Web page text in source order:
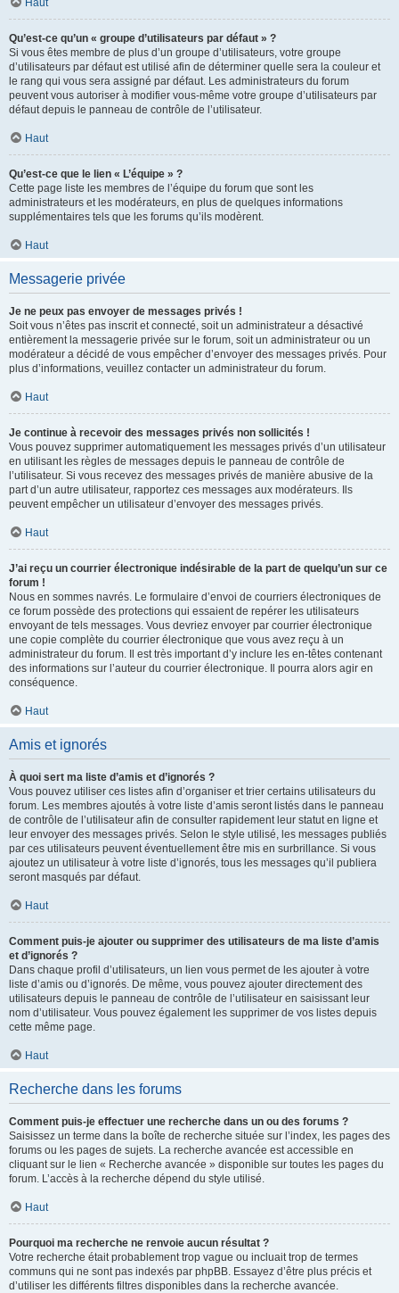
Haut
Qu’est-ce qu’un « groupe d’utilisateurs par défaut » ?
Si vous êtes membre de plus d’un groupe d’utilisateurs, votre groupe
d’utilisateurs par défaut est utilisé afin de déterminer quelle sera la couleur et
le rang qui vous sera assigné par défaut. Les administrateurs du forum
peuvent vous autoriser à modifier vous-même votre groupe d’utilisateurs par
défaut depuis le panneau de contrôle de l’utilisateur.
Haut
Qu’est-ce que le lien « L’équipe » ?
Cette page liste les membres de l’équipe du forum que sont les
administrateurs et les modérateurs, en plus de quelques informations
supplémentaires tels que les forums qu’ils modèrent.
Haut
Messagerie privée
Je ne peux pas envoyer de messages privés !
Soit vous n’êtes pas inscrit et connecté, soit un administrateur a désactivé
entièrement la messagerie privée sur le forum, soit un administrateur ou un
modérateur a décidé de vous empêcher d’envoyer des messages privés. Pour
plus d’informations, veuillez contacter un administrateur du forum.
Haut
Je continue à recevoir des messages privés non sollicités !
Vous pouvez supprimer automatiquement les messages privés d’un utilisateur
en utilisant les règles de messages depuis le panneau de contrôle de
l’utilisateur. Si vous recevez des messages privés de manière abusive de la
part d’un autre utilisateur, rapportez ces messages aux modérateurs. Ils
peuvent empêcher un utilisateur d’envoyer des messages privés.
Haut
J’ai reçu un courrier électronique indésirable de la part de quelqu’un sur ce
forum !
Nous en sommes navrés. Le formulaire d’envoi de courriers électroniques de
ce forum possède des protections qui essaient de repérer les utilisateurs
envoyant de tels messages. Vous devriez envoyer par courrier électronique
une copie complète du courrier électronique que vous avez reçu à un
administrateur du forum. Il est très important d’y inclure les en-têtes contenant
des informations sur l’auteur du courrier électronique. Il pourra alors agir en
conséquence.
Haut
Amis et ignorés
À quoi sert ma liste d’amis et d’ignorés ?
Vous pouvez utiliser ces listes afin d’organiser et trier certains utilisateurs du
forum. Les membres ajoutés à votre liste d’amis seront listés dans le panneau
de contrôle de l’utilisateur afin de consulter rapidement leur statut en ligne et
leur envoyer des messages privés. Selon le style utilisé, les messages publiés
par ces utilisateurs peuvent éventuellement être mis en surbrillance. Si vous
ajoutez un utilisateur à votre liste d’ignorés, tous les messages qu’il publiera
seront masqués par défaut.
Haut
Comment puis-je ajouter ou supprimer des utilisateurs de ma liste d’amis
et d’ignorés ?
Dans chaque profil d’utilisateurs, un lien vous permet de les ajouter à votre
liste d’amis ou d’ignorés. De même, vous pouvez ajouter directement des
utilisateurs depuis le panneau de contrôle de l’utilisateur en saisissant leur
nom d’utilisateur. Vous pouvez également les supprimer de vos listes depuis
cette même page.
Haut
Recherche dans les forums
Comment puis-je effectuer une recherche dans un ou des forums ?
Saisissez un terme dans la boîte de recherche située sur l’index, les pages des
forums ou les pages de sujets. La recherche avancée est accessible en
cliquant sur le lien « Recherche avancée » disponible sur toutes les pages du
forum. L’accès à la recherche dépend du style utilisé.
Haut
Pourquoi ma recherche ne renvoie aucun résultat ?
Votre recherche était probablement trop vague ou incluait trop de termes
communs qui ne sont pas indexés par phpBB. Essayez d’être plus précis et
d’utiliser les différents filtres disponibles dans la recherche avancée.